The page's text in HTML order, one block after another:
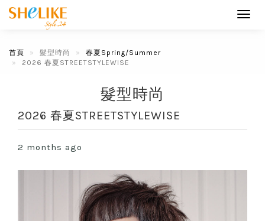
首頁 髮型時尚
春夏Spring/Summer
2026 春夏STREETSTYLEWISE
髮型時尚
2026 春夏STREETSTYLEWISE
2 months ago